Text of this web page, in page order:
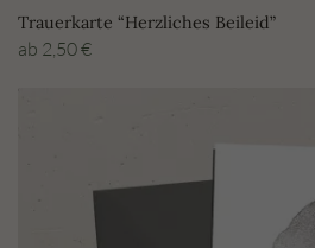
Trauerkarte “Herzliches Beileid”
ab 2,50€